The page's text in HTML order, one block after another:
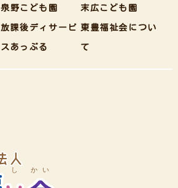
泉野こども園 末広こども園
放課後ディサービ
スあっぷる
東豊福祉会につい
て